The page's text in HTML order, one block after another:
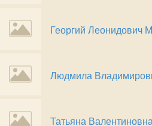
Георгий Леонидович
Людмила
Татьяна